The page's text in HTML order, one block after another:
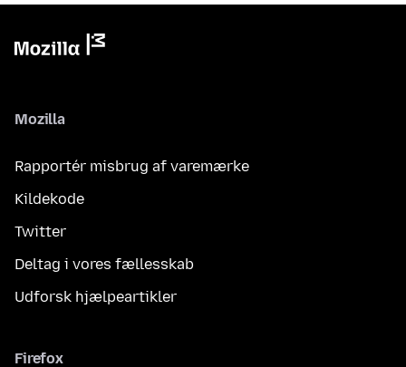
Mozilla
Rapportér misbrug af varemærke
Kildekode
Twitter
Deltag i vores fællesskab
Udforsk hjælpeartikler
Firefox